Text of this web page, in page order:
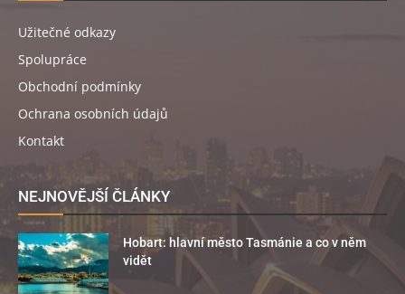
Užitečné odkazy
Spolupráce
Obchodní podmínky
Ochrana osobních údajů
Kontakt
NEJNOVĚJŠÍ ČLÁNKY
Hobart: hlavní město Tasmánie a co v něm
vidět